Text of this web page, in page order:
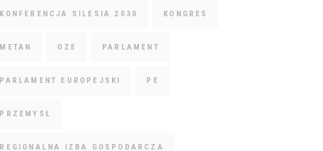
KONFERENCJA SILESIA 2030 KONGRES
METAN OZE PARLAMENT
PARLAMENT EUROPEJSKI PE
PRZEMYSŁ
REGIONALNA IZBA GOSPODARCZA